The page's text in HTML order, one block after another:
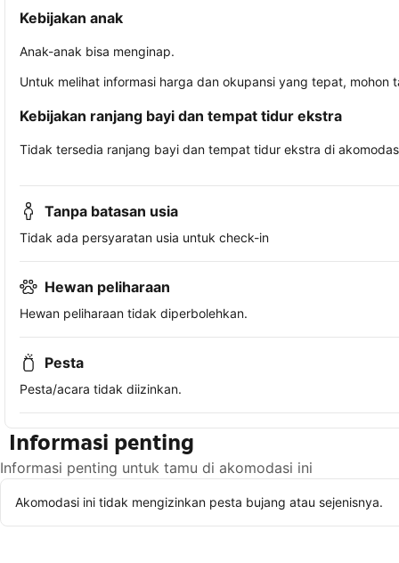
Kebijakan anak
Anak-anak bisa menginap.
Untuk melihat informasi harga dan okupansi yang tepat,
Kebijakan ranjang bayi dan tempat tidur ekstra
Tidak tersedia ranjang bayi dan tempat tidur ekstra di
Tanpa batasan usia
Tidak ada persyaratan usia untuk check-in
Hewan peliharaan
Hewan peliharaan tidak diperbolehkan.
Pesta
Pesta/acara tidak diizinkan.
Informasi penting
Informasi penting untuk tamu di akomodasi ini
Akomodasi ini tidak mengizinkan pesta bujang atau sejenisnya.